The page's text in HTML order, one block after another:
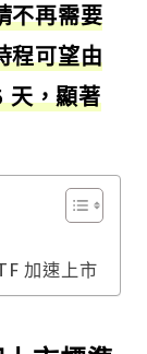
不再需要
程可望由
天，顯著
加速上市